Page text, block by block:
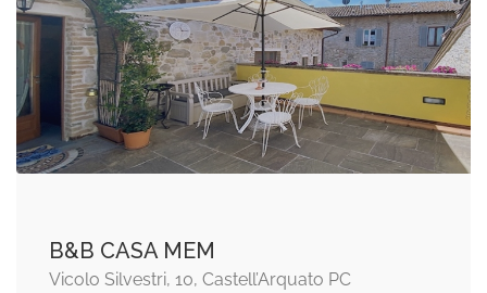
B&B CASA MEM
Vicolo Silvestri, 10, Castell’Arquato PC